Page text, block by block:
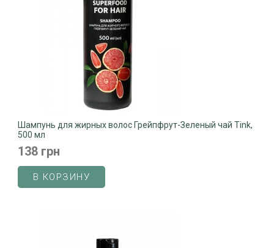
Шампунь для жирных волос Грейпфрут-Зеленый чай Tink,
500 мл
138 грн
В КОРЗИНУ